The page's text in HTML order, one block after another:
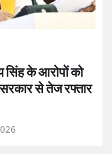
सिंह के आरोपों को
से तेज रफ्तार